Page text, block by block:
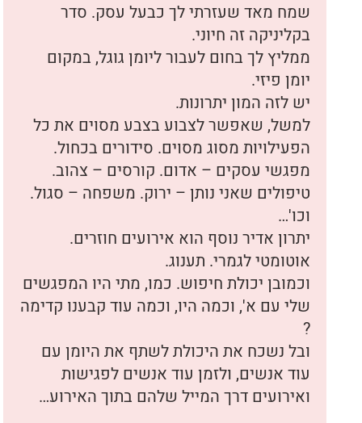
שמח מאד שעזרתי לך כבעל עסק. סדר
בקליניקה זה חיוני.
ממליץ לך בחום לעבור ליומן גוגל, במקום
יומן פיזי.
יש לזה המון יתרונות.
למשל, שאפשר לצבוע בצבע מסוים את כל
הפעילויות מסוג מסוים. סידורים בכחול.
מפגשי עסקים – אדום. קורסים – צהוב.
טיפולים שאני נותן – ירוק. משפחה – סגול.
וכו'…
יתרון אדיר נוסף הוא אירועים חוזרים.
אוטומטי לגמרי. תענוג.
וכמובן יכולת חיפוש. כמו, מתי היו המפגשים
שלי עם א', וכמה היו, וכמה עוד קבענו קדימה
?
ובל נשכח את היכולת לשתף את היומן עם
עוד אנשים, ולזמן עוד אנשים לפגישות
ואירועים דרך המייל שלהם בתוך האירוע…